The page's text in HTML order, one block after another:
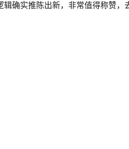
辑确实推陈出新，非常值得称赞